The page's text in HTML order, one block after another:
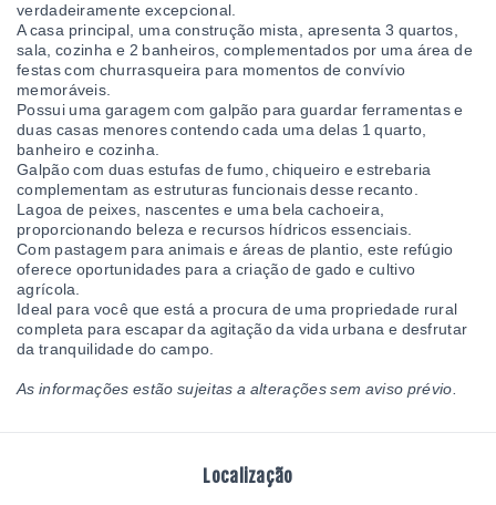
verdadeiramente excepcional.
A casa principal, uma construção mista, apresenta 3 quartos,
sala, cozinha e 2 banheiros, complementados por uma área de
festas com churrasqueira para momentos de convívio
memoráveis.
Possui uma garagem com galpão para guardar ferramentas e
duas casas menores contendo cada uma delas 1 quarto,
banheiro e cozinha.
Galpão com duas estufas de fumo, chiqueiro e estrebaria
complementam as estruturas funcionais desse recanto.
Lagoa de peixes, nascentes e uma bela cachoeira,
proporcionando beleza e recursos hídricos essenciais.
Com pastagem para animais e áreas de plantio, este refúgio
oferece oportunidades para a criação de gado e cultivo
agrícola.
Ideal para você que está a procura de uma propriedade rural
completa para escapar da agitação da vida urbana e desfrutar
da tranquilidade do campo.
As informações estão sujeitas a alterações sem aviso prévio.
Localização